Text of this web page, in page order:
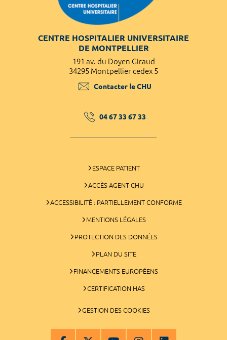
CENTRE HOSPITALIER UNIVERSITAIRE
DE MONTPELLIER
191 av. du Doyen Giraud
34295 Montpellier cedex 5
Contacter le CHU
04 67 33 67 33
ESPACE PATIENT
ACCÈS AGENT CHU
ACCESSIBILITÉ : PARTIELLEMENT CONFORME
MENTIONS LÉGALES
PROTECTION DES DONNÉES
PLAN DU SITE
FINANCEMENTS EUROPÉENS
CERTIFICATION HAS
GESTION DES COOKIES